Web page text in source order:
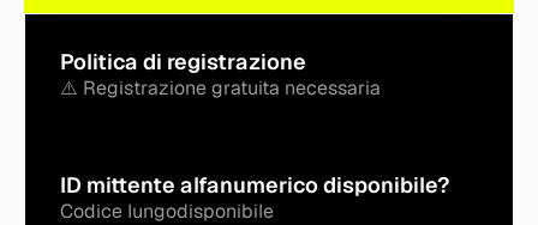
Politica di registrazione
⚠️ Registrazione gratuita necessaria
ID mittente alfanumerico disponibile?
Codice lungodisponibile